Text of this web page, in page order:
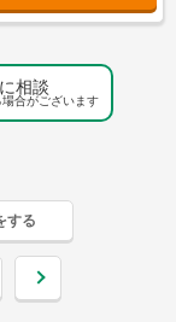
相談
合がございます
する